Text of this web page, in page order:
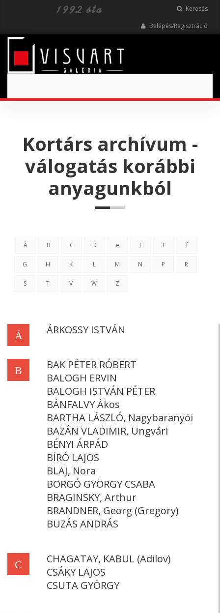
Keresés
Belépés/Regisztráció
Kortárs archívum -
válogatás korábbi
anyagunkból
Á B C D e E F f
G H K L M N P R
S T V W Z
Á ÁRKOSSY ISTVÁN
B
BAK PÉTER RÓBERT
BALOGH ERVIN
BALOGH ISTVÁN PÉTER
BÁNFALVY Ákos
BARTHA LÁSZLÓ, Nagybaranyói
BAZÁN VLADIMIR, Ungvári
BÉNYI ÁRPÁD
BÍRÓ LAJOS
BLAJ, Nora
BORGÓ GYÖRGY CSABA
BRAGINSKY, Arthur
BRANDNER, Georg (Gregory)
BUZÁS ANDRÁS
C
CHAGATAY, KABUL (Adilov)
CSÁKY LAJOS
CSUTA GYÖRGY